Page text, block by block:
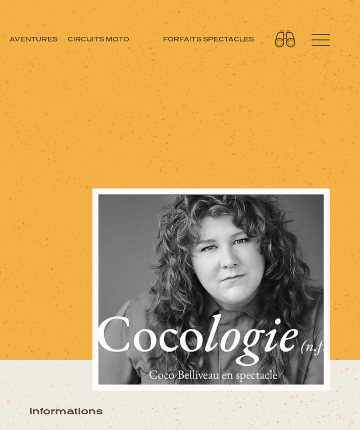
AVENTURES CIRCUITS MOTO FORFAITS SPECTACLES
Découvrez aussi
Circuits moto
Forfaits spectacles
Cartes et brochures
Accueil de groupe
La Tuque et ses régions
Ski La Tuque
Concours
Infos pratiques
Nous joindre
Informations